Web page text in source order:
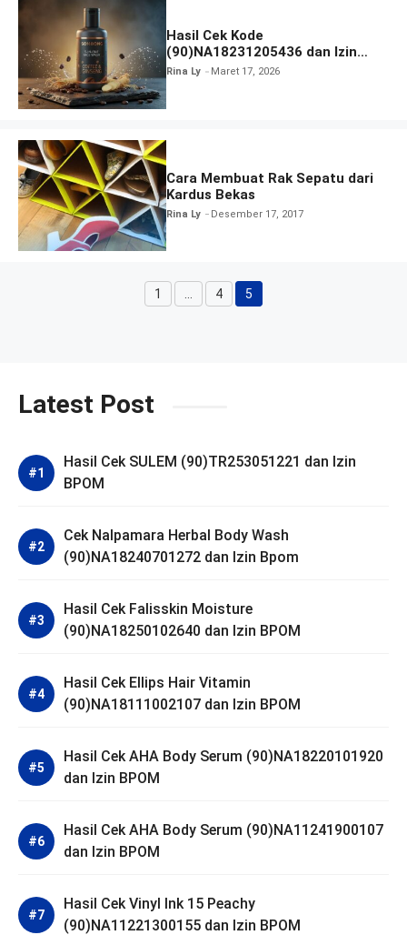
Hasil Cek Kode
(90)NA18231205436 dan Izin
BPOM Lengkap
Rina Ly Maret 17, 2026
Cara Membuat Rak Sepatu dari
Kardus Bekas
Rina Ly Desember 17, 2017
Halaman
1 … Halaman
4 5
Latest Post
Hasil Cek SULEM (90)TR253051221 dan Izin
BPOM
Cek Nalpamara Herbal Body Wash
(90)NA18240701272 dan Izin Bpom
Hasil Cek Falisskin Moisture
(90)NA18250102640 dan Izin BPOM
Hasil Cek Ellips Hair Vitamin
(90)NA18111002107 dan Izin BPOM
Hasil Cek AHA Body Serum (90)NA18220101920
dan Izin BPOM
Hasil Cek AHA Body Serum (90)NA11241900107
dan Izin BPOM
Hasil Cek Vinyl Ink 15 Peachy
(90)NA11221300155 dan Izin BPOM